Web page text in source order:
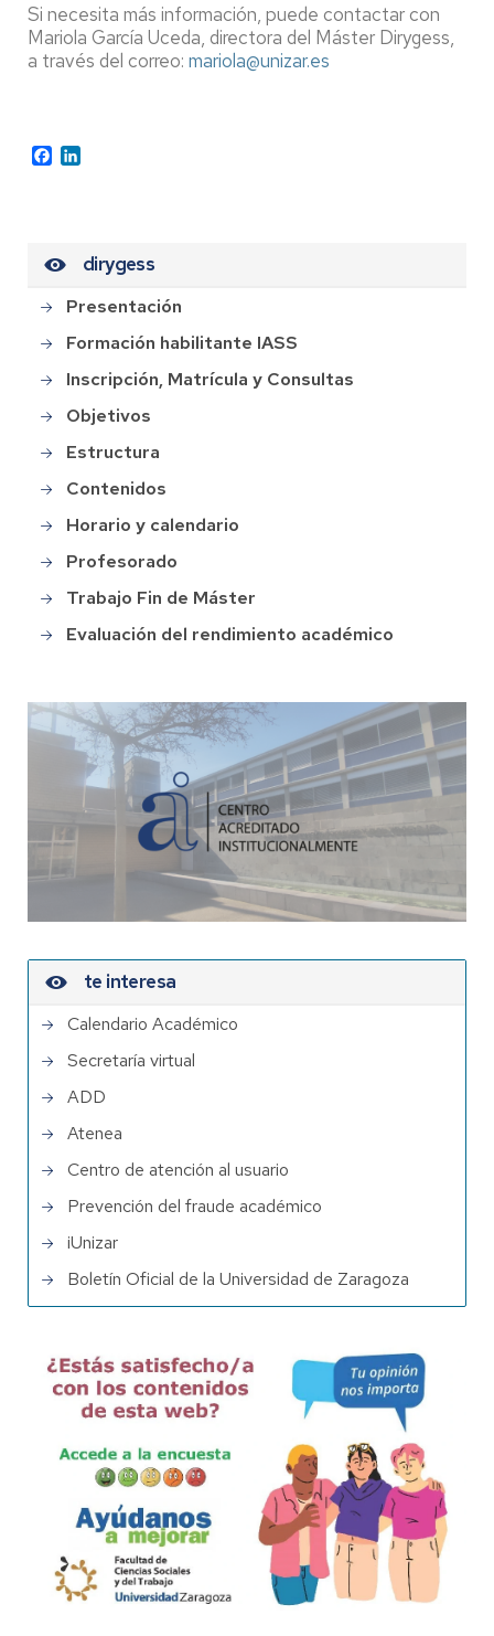
Si necesita más información, puede contactar con
Mariola García Uceda, directora del Máster Dirygess,
a través del correo: mariola@unizar.es
Facebook
dirygess
Presentación
Formación habilitante IASS
Inscripción, Matrícula y Consultas
Objetivos
Estructura
Contenidos
Horario y calendario
Profesorado
Trabajo Fin de Máster
Evaluación del rendimiento académico
te interesa
Calendario Académico
Secretaría virtual
ADD
Atenea
Centro de atención al usuario
Prevención del fraude académico
iUnizar
Boletín Oficial de la Universidad de Zaragoza